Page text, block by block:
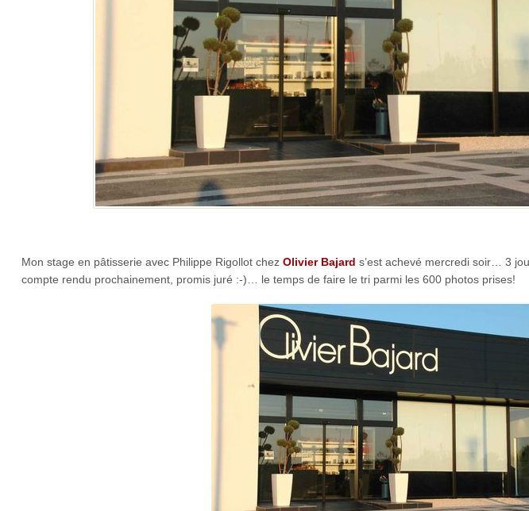
Mon stage en pâtisserie avec Philippe Rigollot chez Olivier Bajard s’est achevé mercredi soir… 3
compte rendu prochainement, promis juré :-)… le temps de faire le tri parmi les 600 photos prises!